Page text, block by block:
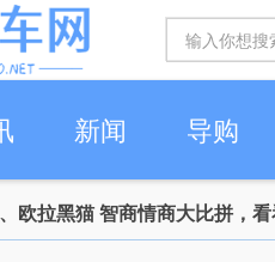
新闻 导购
欧拉黑猫 智商情商大比拼，